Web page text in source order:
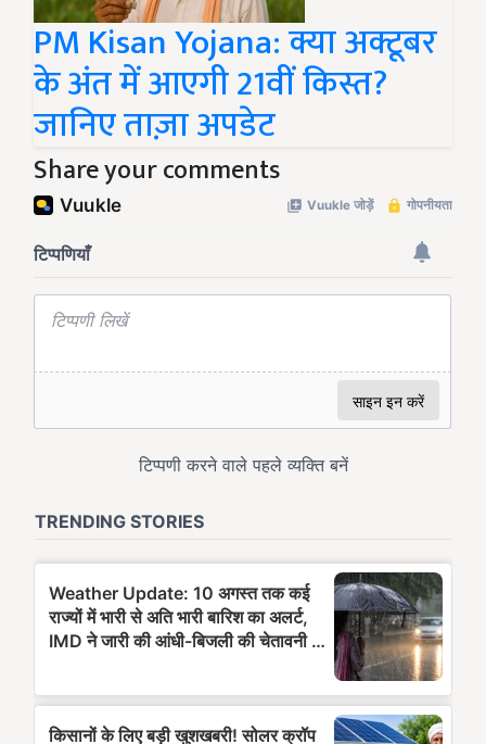
PM Kisan Yojana: क्या अक्टूबर
के अंत में आएगी 21वीं किस्त?
जानिए ताज़ा अपडेट
Share your comments